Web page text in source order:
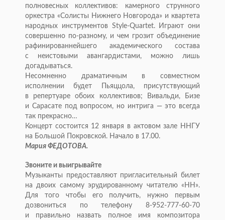
полновесных коллективов: камерного струнного
оркестра «Солисты Нижнего Новгорода» и квартета
народных инструментов Style-Quartet. Играют они
совершенно по-разному, и чем грозит объединение
рафинированнейшего академического состава
с
неистовыми авангардистами, можно лишь
догадываться.
Несомненно драматичным в
совместном
исполнении будет Пьяццола, присутствующий
в
репертуаре обоих коллективов; Вивальди, Бизе
и Сарасате под вопросом, но интрига —это всегда
так прекрасно…
Концерт состоится 12 января в актовом зале ННГУ
на Большой Покровской. Начало в 17.00.
Мария ФЕДОТОВА.
Звоните и выигрывайте
Музыканты предоставляют пригласительный билет
на
двоих самому эрудированному читателю « НН ».
Для того чтобы его получить, нужно первым
дозвониться по
телефону8-952-777-60-70
и
правильно назвать полное имя композитора